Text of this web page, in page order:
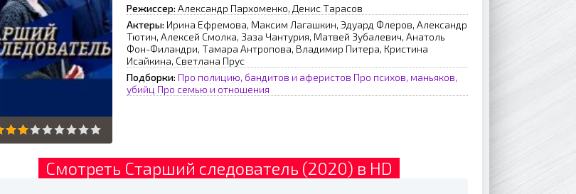
Режиссер: Александр Пархоменко, Денис Тарасов
Актеры: Ирина Ефремова, Максим Лагашкин, Эдуард Флеров, Александр
Тютин, Алексей Смолка, Заза Чантурия, Матвей Зубалевич, Анатоль
Фон-Филандри, Тамара Антропова, Владимир Питера, Кристина
Исайкина, Светлана Прус
Подборки: Про полицию, бандитов и аферистов Про психов, маньяков,
убийц Про семью и отношения
Смотреть Старший следователь (2020) в HD